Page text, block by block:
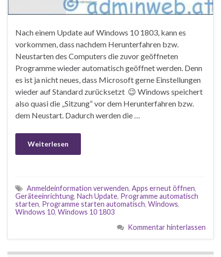
Nach einem Update auf Windows 10 1803, kann es
vorkommen, dass nachdem Herunterfahren bzw.
Neustarten des Computers die zuvor geöffneten
Programme wieder automatisch geöffnet werden. Denn
es ist ja nicht neues, dass Microsoft gerne Einstellungen
wieder auf Standard zurücksetzt 😉 Windows speichert
also quasi die „Sitzung“ vor dem Herunterfahren bzw.
dem Neustart. Dadurch werden die …
Weiterlesen
Anmeldeinformation verwenden, Apps erneut öffnen,
Geräteeinrichtung, Nach Update, Programme automatisch
starten, Programme starten automatisch, Windows,
Windows 10, Windows 10 1803
Kommentar hinterlassen